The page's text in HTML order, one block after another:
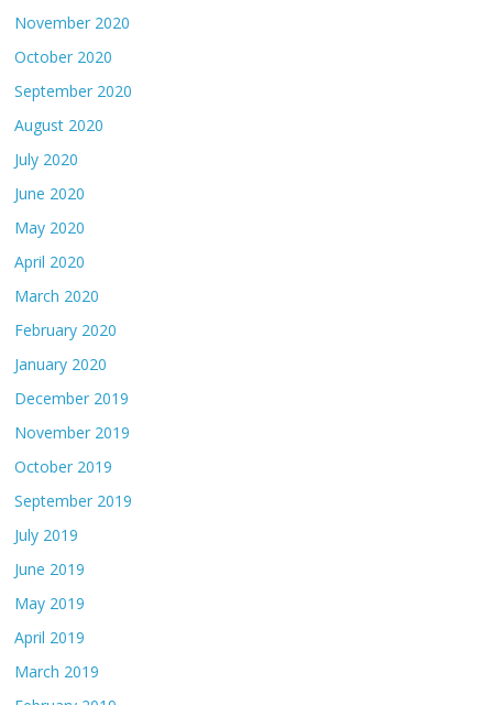
November 2020
October 2020
September 2020
August 2020
July 2020
June 2020
May 2020
April 2020
March 2020
February 2020
January 2020
December 2019
November 2019
October 2019
September 2019
July 2019
June 2019
May 2019
April 2019
March 2019